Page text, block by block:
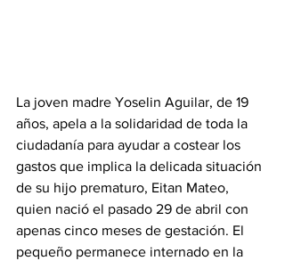
La joven madre Yoselin Aguilar, de 19
años, apela a la solidaridad de toda la
ciudadanía para ayudar a costear los
gastos que implica la delicada situación
de su hijo prematuro, Eitan Mateo,
quien nació el pasado 29 de abril con
apenas cinco meses de gestación. El
pequeño permanece internado en la